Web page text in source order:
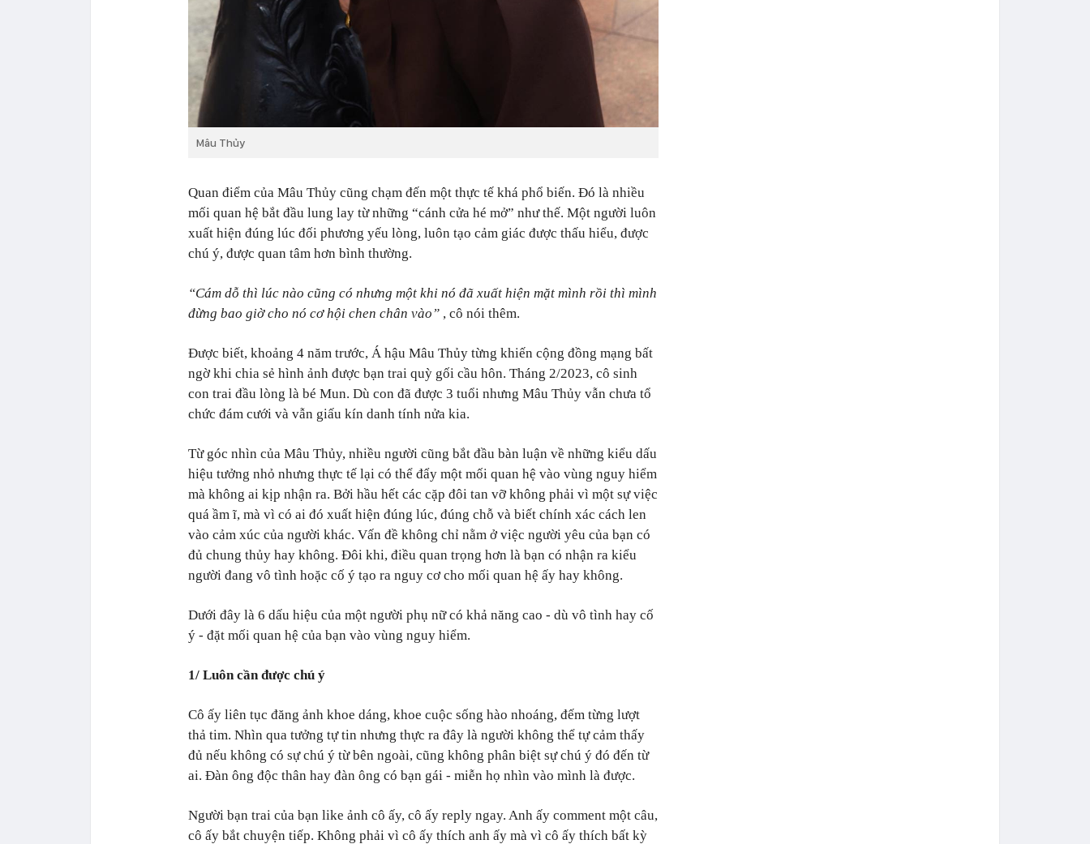
Mâu Thủy
Quan điểm của Mâu Thủy cũng chạm đến một thực tế khá phổ biến. Đó là nhiều
mối quan hệ bắt đầu lung lay từ những “cánh cửa hé mở” như thế. Một người luôn
xuất hiện đúng lúc đối phương yếu lòng, luôn tạo cảm giác được thấu hiểu, được
chú ý, được quan tâm hơn bình thường.
“Cám dỗ thì lúc nào cũng có nhưng một khi nó đã xuất hiện mặt mình rồi thì mình
đừng bao giờ cho nó cơ hội chen chân vào” , cô nói thêm.
Được biết, khoảng 4 năm trước, Á hậu Mâu Thủy từng khiến cộng đồng mạng bất
ngờ khi chia sẻ hình ảnh được bạn trai quỳ gối cầu hôn. Tháng 2/2023, cô sinh
con trai đầu lòng là bé Mun. Dù con đã được 3 tuổi nhưng Mâu Thủy vẫn chưa tổ
chức đám cưới và vẫn giấu kín danh tính nửa kia.
Từ góc nhìn của Mâu Thủy, nhiều người cũng bắt đầu bàn luận về những kiểu dấu
hiệu tưởng nhỏ nhưng thực tế lại có thể đẩy một mối quan hệ vào vùng nguy hiểm
mà không ai kịp nhận ra. Bởi hầu hết các cặp đôi tan vỡ không phải vì một sự việc
quá ầm ĩ, mà vì có ai đó xuất hiện đúng lúc, đúng chỗ và biết chính xác cách len
vào cảm xúc của người khác. Vấn đề không chỉ nằm ở việc người yêu của bạn có
đủ chung thủy hay không. Đôi khi, điều quan trọng hơn là bạn có nhận ra kiểu
người đang vô tình hoặc cố ý tạo ra nguy cơ cho mối quan hệ ấy hay không.
Dưới đây là 6 dấu hiệu của một người phụ nữ có khả năng cao - dù vô tình hay cố
ý - đặt mối quan hệ của bạn vào vùng nguy hiểm.
1/ Luôn cần được chú ý
Cô ấy liên tục đăng ảnh khoe dáng, khoe cuộc sống hào nhoáng, đếm từng lượt
thả tim. Nhìn qua tưởng tự tin nhưng thực ra đây là người không thể tự cảm thấy
đủ nếu không có sự chú ý từ bên ngoài, cũng không phân biệt sự chú ý đó đến từ
ai. Đàn ông độc thân hay đàn ông có bạn gái - miễn họ nhìn vào mình là được.
Người bạn trai của bạn like ảnh cô ấy, cô ấy reply ngay. Anh ấy comment một câu,
cô ấy bắt chuyện tiếp. Không phải vì cô ấy thích anh ấy mà vì cô ấy thích bất kỳ